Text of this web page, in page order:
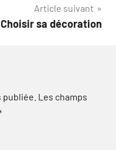
Article suivant
sa décoration
Les champs